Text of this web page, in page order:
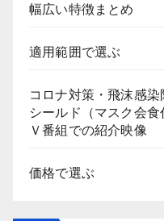
幅広い特徴まとめ
適用範囲で選ぶ
コロナ対策・飛沫感
シールド（マスク会
Ｖ番組での紹介映像
価格で選ぶ